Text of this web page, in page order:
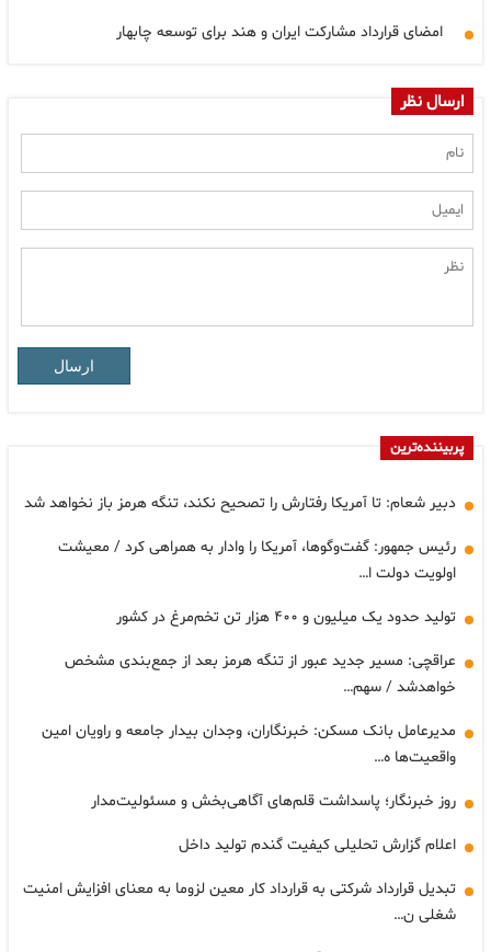
امضای قرارداد مشارکت ایران و هند برای توسعه چابهار
ارسال نظر
ارسال
پربیننده‌ترین
دبیر شعام: تا آمریکا رفتارش را تصحیح نکند، تنگه هرمز باز نخواهد شد
رئیس جمهور: گفت‌وگوها، آمریکا را وادار به همراهی کرد / معیشت
اولویت دولت ا…
تولید حدود یک میلیون و ۴۰۰ هزار تن تخم‌مرغ در کشور
عراقچی: مسیر جدید عبور از تنگه هرمز بعد از جمع‌بندی مشخص
خواهدشد / سهم…
مدیرعامل بانک مسکن: خبرنگاران، وجدان بیدار جامعه و راویان امین
واقعیت‌ها ه…
روز خبرنگار؛ پاسداشت قلم‌های آگاهی‌بخش و مسئولیت‌مدار
اعلام گزارش تحلیلی کیفیت گندم تولید داخل
تبدیل قرارداد شرکتی به قرارداد کار معین لزوما به معنای افزایش امنیت
شغلی ن…